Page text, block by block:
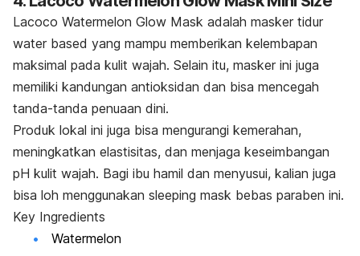
Lacoco Watermelon Glow Mask adalah masker tidur
water based yang mampu memberikan kelembapan
maksimal pada kulit wajah. Selain itu, masker ini juga
memiliki kandungan antioksidan dan bisa mencegah
tanda-tanda penuaan dini.
Produk lokal ini juga bisa mengurangi kemerahan,
meningkatkan elastisitas, dan menjaga keseimbangan
pH kulit wajah. Bagi ibu hamil dan menyusui, kalian juga
bisa loh menggunakan sleeping mask bebas paraben ini.
Key Ingredients
Watermelon